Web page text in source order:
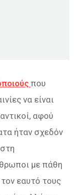
που
να είναι
αφού
ήταν σχεδόν
με πάθη
εαυτό τους